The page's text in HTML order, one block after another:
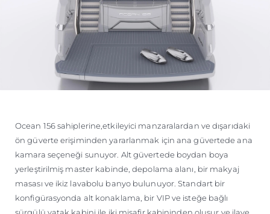
Ocean 156 sahiplerine,etkileyici manzaralardan ve dışarıdaki
ön güverte erişiminden yararlanmak için ana güvertede ana
kamara seçeneği sunuyor. Alt güvertede boydan boya
yerleştirilmiş master kabinde, depolama alanı, bir makyaj
masası ve ikiz lavabolu banyo bulunuyor. Standart bir
konfigürasyonda alt konaklama, bir VIP ve isteğe bağlı